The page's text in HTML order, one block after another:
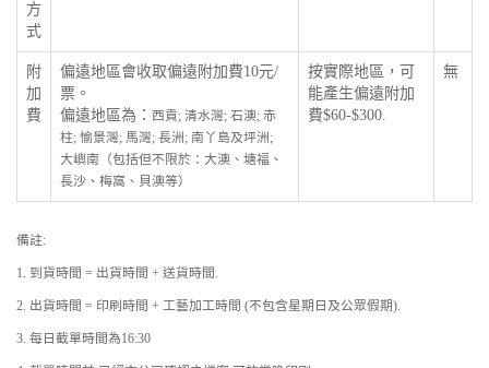
方
式
附
加
費
偏遠地區會收取偏遠附加費10元/
票。
偏遠地區為： 西貢; 清水灣; 石澳; 赤
柱; 愉景灣; 馬灣; 長洲; 南丫島及坪洲;
大嶼南（包括但不限於：大澳、塘福、
長沙、梅窩、貝澳等）
按實際地區，可
能產生偏遠附加
費$60-$300.
無
備註:
1. 到貨時間 = 出貨時間 + 送貨時間.
2. 出貨時間 = 印刷時間 + 工藝加工時間 (不包含星期日及公眾假期).
3. 每日截單時間為16:30